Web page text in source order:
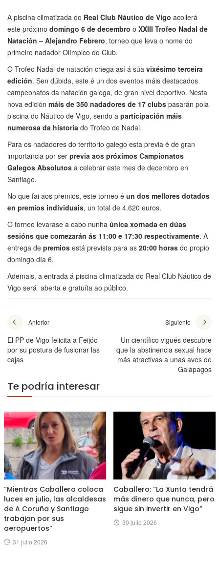
A piscina climatizada do Real Club Náutico de Vigo acollerá
este próximo domingo 6 de decembro o XXIII Trofeo Nadal de
Natación – Alejandro Febrero, torneo que leva o nome do
primeiro nadador Olímpico do Club.
O Trofeo Nadal de natación chega así á súa vixésimo terceira
edición. Sen dúbida, este é un dos eventos máis destacados
campeonatos da natación galega, de gran nivel deportivo. Nesta
nova edición máis de 350 nadadores de 17 clubs pasarán pola
piscina do Náutico de Vigo, sendo a participación máis
numerosa da historia do Trofeo de Nadal.
Para os nadadores do territorio galego esta previa é de gran
importancia por ser previa aos próximos Campionatos
Galegos Absolutos a celebrar este mes de decembro en
Santiago.
No que fai aos premios, este torneo é un dos mellores dotados
en premios individuais, un total de 4.620 euros.
O torneo levarase a cabo nunha única xornada en dúas
sesións que comezarán ás 11:00 e 17:30 respectivamente. A
entrega de premios está prevista para as 20:00 horas do propio
domingo día 6.
Ademais, a entrada á piscina climatizada do Real Club Náutico de
Vigo será aberta e gratuíta ao público.
Anterior
El PP de Vigo felicita a Feijóo
por su postura de fusionar las
cajas
Siguiente
Un científico vigués descubre
que la abstinencia sexual hace
más atractivas a unas aves de
Galápagos
Te podría interesar
“Mientras Caballero coloca
luces en julio, las alcaldesas
de A Coruña y Santiago
trabajan por sus
aeropuertos”
Posted
31 julio 2026
Caballero: “La Xunta tendrá
más dinero que nunca, pero
sigue sin invertir en Vigo”
Posted
30 julio 2026